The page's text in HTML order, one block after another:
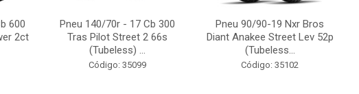
600
2ct
Pneu 140/70r - 17 Cb 300
Tras Pilot Street 2 66s
(Tubeless) ...
Código: 35099
Pneu 90/90-19 Nxr Bros
Diant Anakee Street Lev 52p
(Tubeless...
Código: 35102